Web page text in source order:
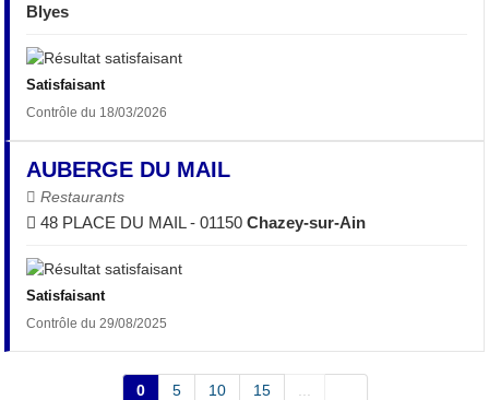
Blyes
Satisfaisant
Contrôle du 18/03/2026
AUBERGE DU MAIL
Restaurants
48 PLACE DU MAIL - 01150Chazey-sur-Ain
Satisfaisant
Contrôle du 29/08/2025
0 5 10 15 ...